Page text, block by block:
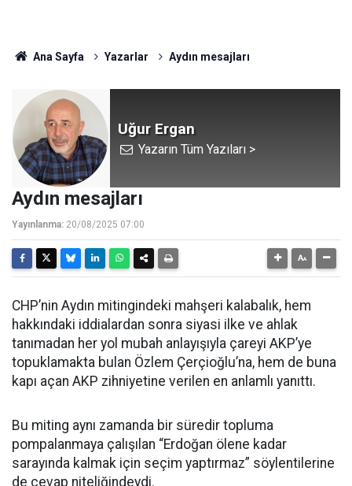
Ana Sayfa Yazarlar Aydın mesajları
Uğur Ergan
Yazarın Tüm Yazıları >
Aydın mesajları
Yayınlanma: 20/08/2025 07:00
CHP’nin Aydın mitingindeki mahşeri kalabalık, hem
hakkındaki iddialardan sonra siyasi ilke ve ahlak
tanımadan her yol mubah anlayışıyla çareyi AKP’ye
topuklamakta bulan Özlem Çerçioğlu’na, hem de buna
kapı açan AKP zihniyetine verilen en anlamlı yanıttı.
Bu miting aynı zamanda bir süredir topluma
pompalanmaya çalışılan “Erdoğan ölene kadar
sarayında kalmak için seçim yaptırmaz” söylentilerine
de cevap niteliğindeydi.